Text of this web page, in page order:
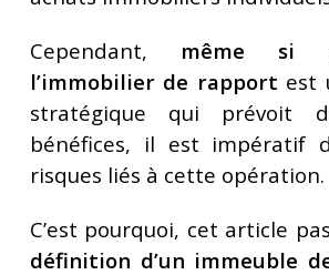
Cependant, même si
l’immobilier de rapport est
stratégique qui prévoit
bénéfices, il est impératif
risques liés à cette opération.
C’est pourquoi, cet article
définition d’un immeuble